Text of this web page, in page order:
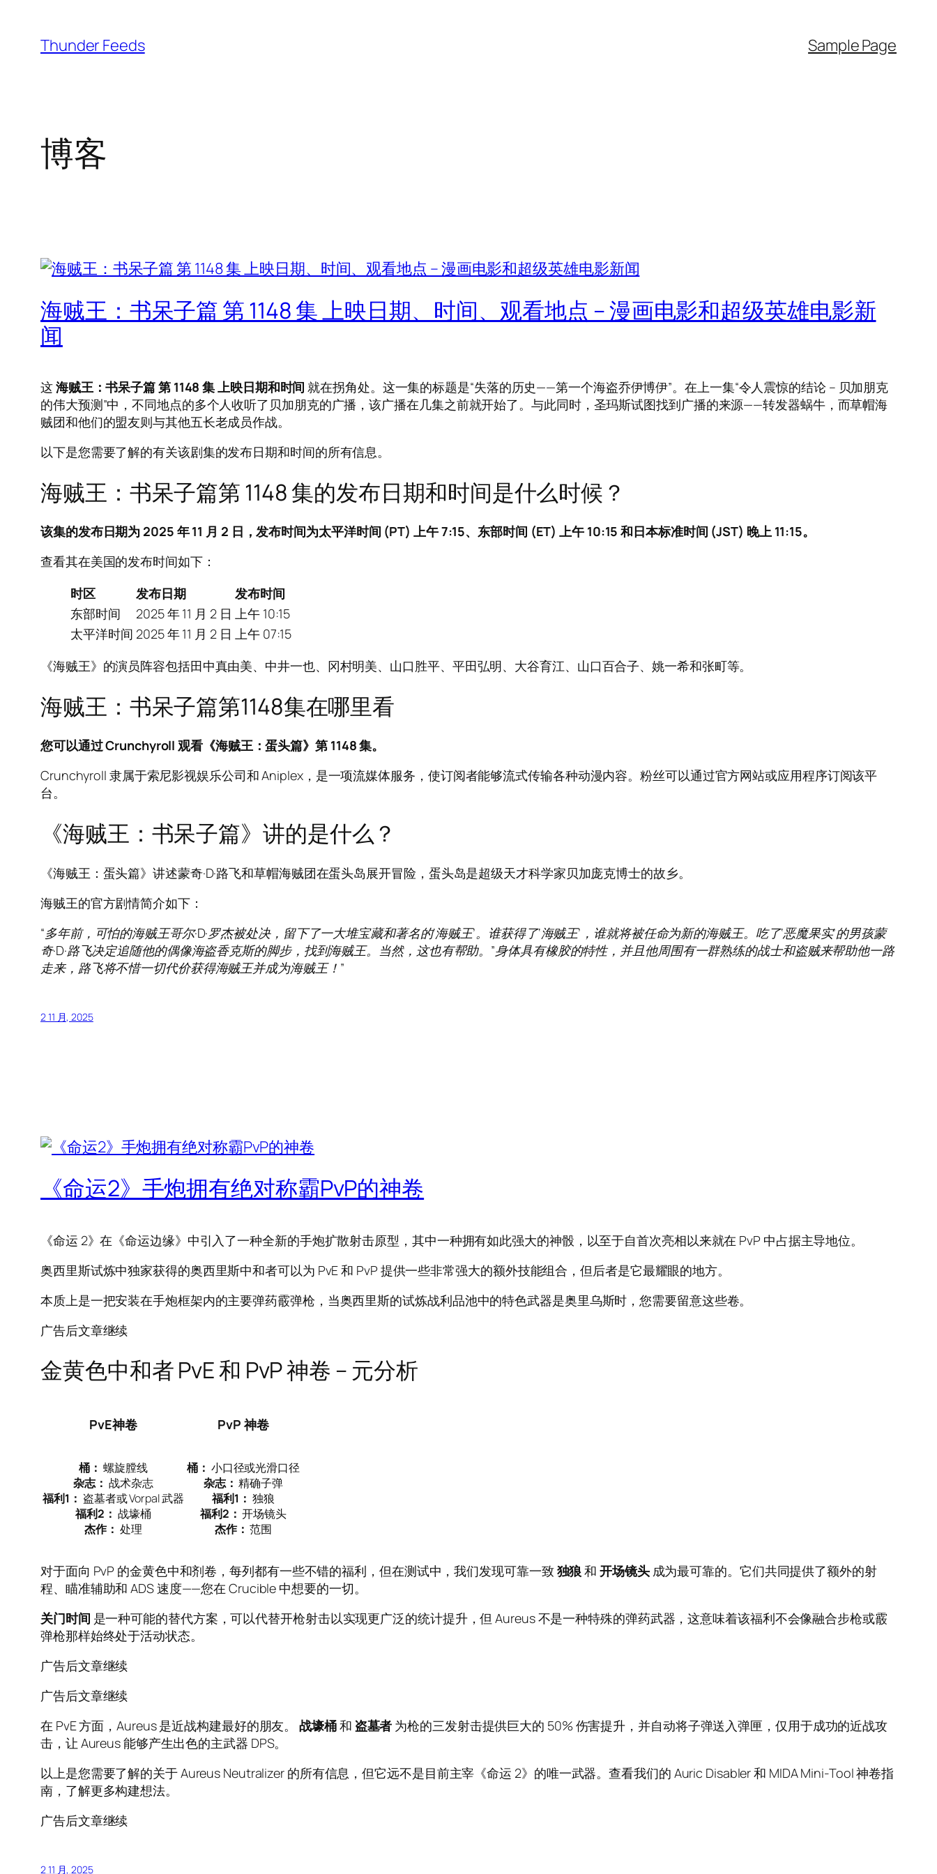
Thunder Feeds Sample Page
博客
海贼王：书呆子篇 第 1148 集 上映日期、时间、观看地点 – 漫画电影和超级英雄电影新
闻
这海贼王：书呆子篇 第 1148 集 上映日期和时间 就在拐角处。这一集的标题是“失落的历史——第一个海盗乔伊博伊”。在上一集“令人震惊的结论 – 贝加朋克
的伟大预测”中，不同地点的多个人收听了贝加朋克的广播，该广播在几集之前就开始了。与此同时，圣玛斯试图找到广播的来源——转发器蜗牛，而草帽海
贼团和他们的盟友则与其他五长老成员作战。
以下是您需要了解的有关该剧集的发布日期和时间的所有信息。
海贼王：书呆子篇第 1148 集的发布日期和时间是什么时候？
该集的发布日期为 2025 年 11 月 2 日，发布时间为太平洋时间 (PT) 上午 7:15、东部时间 (ET) 上午 10:15 和日本标准时间 (JST) 晚上 11:15。
查看其在美国的发布时间如下：
时区
发布日期
发布时间
东部时间
2025 年 11 月 2 日 上午 10:15
太平洋时间 2025 年 11 月 2 日 上午 07:15
《海贼王》的演员阵容包括田中真由美、中井一也、冈村明美、山口胜平、平田弘明、大谷育江、山口百合子、姚一希和张町等。
海贼王：书呆子篇第1148集在哪里看
您可以通过 Crunchyroll 观看《海贼王：蛋头篇》第 1148 集。
Crunchyroll 隶属于索尼影视娱乐公司和 Aniplex，是一项流媒体服务，使订阅者能够流式传输各种动漫内容。粉丝可以通过官方网站或应用程序订阅该平
台。
《海贼王：书呆子篇》讲的是什么？
《海贼王：蛋头篇》讲述蒙奇·D·路飞和草帽海贼团在蛋头岛展开冒险，蛋头岛是超级天才科学家贝加庞克博士的故乡。
海贼王的官方剧情简介如下：
“多年前，可怕的海贼王哥尔·D·罗杰被处决，留下了一大堆宝藏和著名的‘海贼王’。谁获得了‘海贼王’，谁就将被任命为新的海贼王。吃了‘恶魔果实’的男孩蒙
奇·D·路飞决定追随他的偶像海盗香克斯的脚步，找到海贼王。当然，这也有帮助。”身体具有橡胶的特性，并且他周围有一群熟练的战士和盗贼来帮助他一路
走来，路飞将不惜一切代价获得海贼王并成为海贼王！”
2 11 月, 2025
《命运2》手炮拥有绝对称霸PvP的神卷
《命运 2》在《命运边缘》中引入了一种全新的手炮扩散射击原型，其中一种拥有如此强大的神骰，以至于自首次亮相以来就在 PvP 中占据主导地位。
奥西里斯试炼中独家获得的奥西里斯中和者可以为 PvE 和 PvP 提供一些非常强大的额外技能组合，但后者是它最耀眼的地方。
本质上是一把安装在手炮框架内的主要弹药霰弹枪，当奥西里斯的试炼战利品池中的特色武器是奥里乌斯时，您需要留意这些卷。
广告后文章继续
金黄色中和者 PvE 和 PvP 神卷 – 元分析
PvE神卷 PvP 神卷
桶： 螺旋膛线
杂志： 战术杂志
福利1： 盗墓者或 Vorpal 武器
福利2： 战壕桶
杰作： 处理
桶： 小口径或光滑口径
杂志： 精确子弹
福利1： 独狼
福利2： 开场镜头
杰作： 范围
对于面向 PvP 的金黄色中和剂卷，每列都有一些不错的福利，但在测试中，我们发现可靠一致独狼和开场镜头 成为最可靠的。它们共同提供了额外的射
程、瞄准辅助和 ADS 速度——您在 Crucible 中想要的一切。
关门时间 是一种可能的替代方案，可以代替开枪射击以实现更广泛的统计提升，但 Aureus 不是一种特殊的弹药武器，这意味着该福利不会像融合步枪或霰
弹枪那样始终处于活动状态。
广告后文章继续
广告后文章继续
在 PvE 方面，Aureus 是近战构建最好的朋友。战壕桶和 盗墓者 为枪的三发射击提供巨大的 50% 伤害提升，并自动将子弹送入弹匣，仅用于成功的近战攻
击，让 Aureus 能够产生出色的主武器 DPS。
以上是您需要了解的关于 Aureus Neutralizer 的所有信息，但它远不是目前主宰《命运 2》的唯一武器。查看我们的 Auric Disabler 和 MIDA Mini-Tool 神卷指
南，了解更多构建想法。
广告后文章继续
2 11 月, 2025